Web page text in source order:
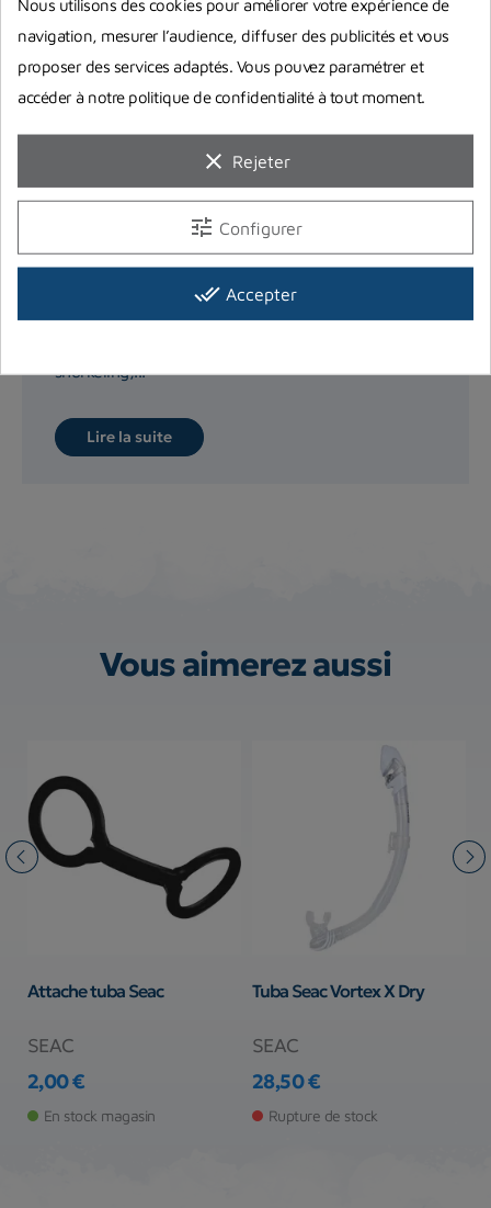
Quels équipements de snorkeling
Dans cet article, on vous donne nos conseils pour
snorkeling,...
Lire la suite
Vous aimerez aussi
Attache tuba Seac
SEAC
Prix
2,00 €
En stock magasin
Tuba Seac Vortex X Dry
SEAC
Prix
28,50 €
Rupture de stock
Nous utilisons des cookies pour améliorer votre expérience de
navigation, mesurer l’audience, diffuser des publicités et vous
proposer des services adaptés. Vous pouvez paramétrer et
accéder à notre politique de confidentialité à tout moment.
clear Rejeter
tune Configurer
done_all Accepter